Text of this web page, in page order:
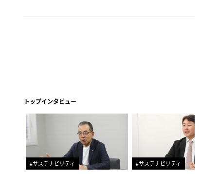
トップインタビュー
#サステナビリティ #サステナビリティ